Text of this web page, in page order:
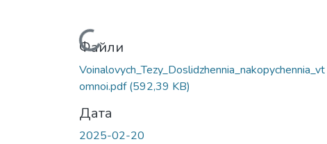
Вантажиться...
Файли
Voinalovych_Tezy_Doslidzhennia_nakopychennia_vt
omnoi.pdf(592,39 KB)
Дата
2025-02-20